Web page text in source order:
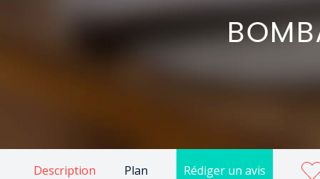
Description Plan Rédiger un avis